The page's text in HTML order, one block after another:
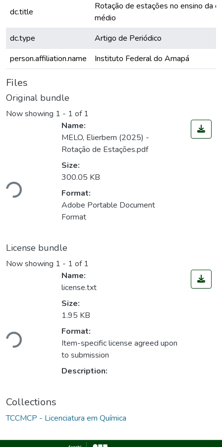
dc.title
Rotação de estações no ensino da
médio
dc.type
Artigo de Periódico
person.affiliation.name
Instituto Federal do Amapá
Files
Original bundle
Now showing 1 - 1 of 1
Loading...
Name:
MELO, Elierbem (2025) -
Rotação de Estações.pdf
Size:
300.05 KB
Format:
Adobe Portable Document
Format
License bundle
Now showing 1 - 1 of 1
Loading...
Name:
license.txt
Size:
1.95 KB
Format:
Item-specific license agreed upon
to submission
Description:
Collections
TCCMCP - Licenciatura em Química